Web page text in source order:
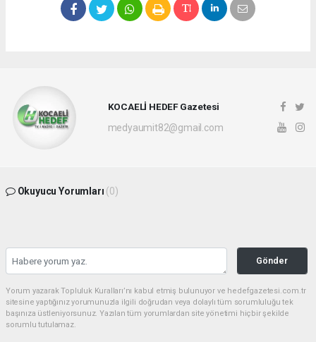
KOCAELİ HEDEF Gazetesi
medyaumit82@gmail.com
Okuyucu Yorumları (0)
Gönder
Yorum yazarak Topluluk Kuralları’nı kabul etmiş bulunuyor ve hedefgazetesi.com.tr
sitesine yaptığınız yorumunuzla ilgili doğrudan veya dolaylı tüm sorumluluğu tek
başınıza üstleniyorsunuz. Yazılan tüm yorumlardan site yönetimi hiçbir şekilde
sorumlu tutulamaz.